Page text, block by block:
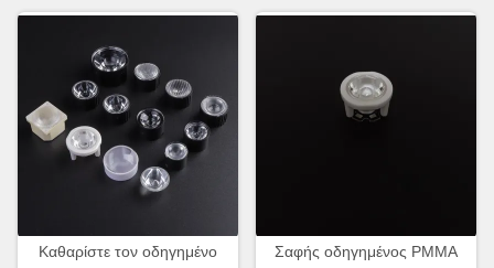
Καθαρίστε τον οδηγημένο
Σαφής οδηγημένος PMMA